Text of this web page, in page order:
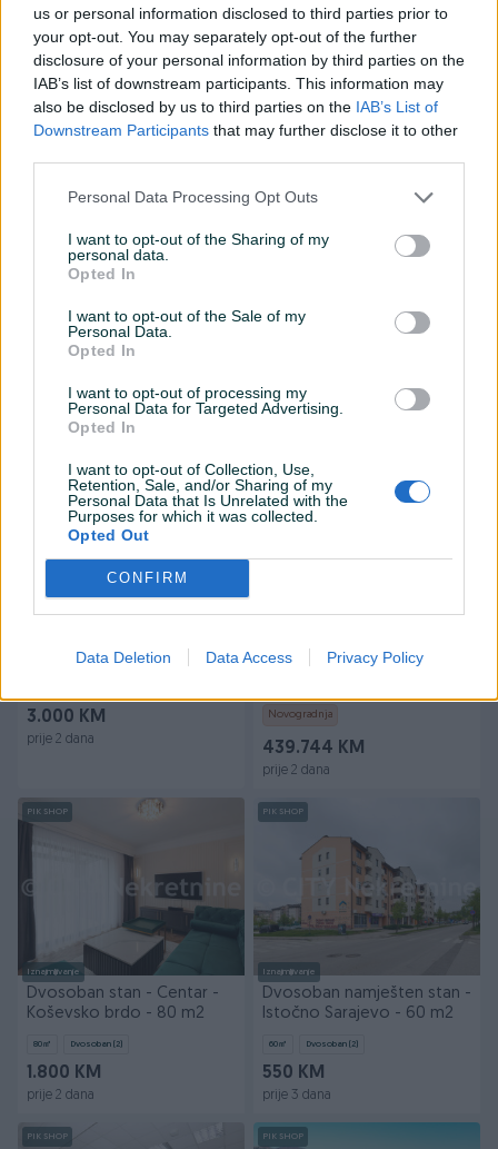
us or personal information disclosed to third parties prior to
your opt-out. You may separately opt-out of the further
disclosure of your personal information by third parties on the
IAB’s list of downstream participants. This information may
also be disclosed by us to third parties on the IAB’s List of
Downstream Participants that may further disclose it to other
Personal Data Processing Opt Outs
I want to opt-out of the Sharing of my
personal data.
Opted In
I want to opt-out of the Sale of my
Personal Data.
Opted In
I want to opt-out of processing my
Personal Data for Targeted Advertising.
Opted In
I want to opt-out of Collection, Use,
Retention, Sale, and/or Sharing of my
Personal Data that Is Unrelated with the
Purposes for which it was collected.
Opted Out
CONFIRM
Data Deletion Data Access Privacy Policy
Sarajevo - Hrasno - 36 m2
36㎡ Dvosoban (2)
205.000 KM
prije 2 dana
Sarajevo - Grbavica - 70
70㎡ Trosoban (3)
1.350 KM
prije 2 dana
PIK SHOP
Poslovni prostor - Centar -
Ciglane - 46 m2
700 KM
prije 2 dana
PIK SHOP
Trosoban namješten stan -
Istočno Sarajevo - 70 m2
700 KM
prije 2 dana
Iznajmljivanje
- Srebrenik - Špionica
3.000 KM
prije 2 dana
Mejtaš - Novogradnja - 68
Novogradnja
439.744 KM
prije 2 dana
PIK SHOP
Iznajmljivanje
Dvosoban stan - Centar -
Koševsko brdo - 80 m2
80㎡ Dvosoban (2)
1.800 KM
prije 2 dana
PIK SHOP
Iznajmljivanje
Dvosoban namješten stan -
Istočno Sarajevo - 60 m2
60㎡ Dvosoban (2)
550 KM
prije 3 dana
PIK SHOP PIK SHOP